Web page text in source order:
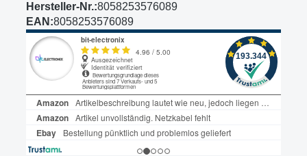
Hersteller-Nr.:8058253576089
EAN:8058253576089